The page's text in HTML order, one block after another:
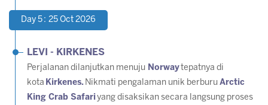
Day 5 : 25 Oct 2026
LEVI - KIRKENES
Perjalanan dilanjutkan menuju Norwaytepatnya di
kota Kirkenes. Nikmati pengalaman unik berburu Arctic
King Crab Safariyang disaksikan secara langsung proses